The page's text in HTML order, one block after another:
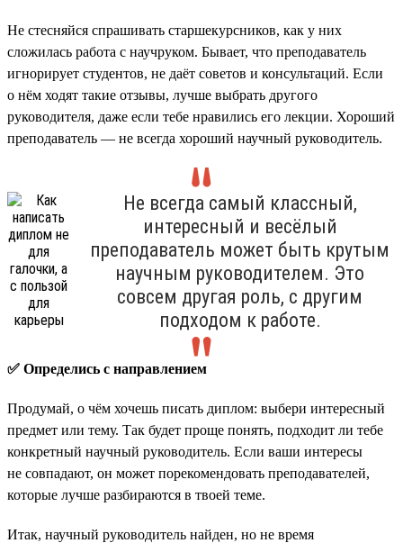
Не стесняйся спрашивать старшекурсников, как у них
сложилась работа с научруком. Бывает, что преподаватель
игнорирует студентов, не даёт советов и консультаций. Если
о нём ходят такие отзывы, лучше выбрать другого
руководителя, даже если тебе нравились его лекции. Хороший
преподаватель — не всегда хороший научный руководитель.
Не всегда самый классный,
интересный и весёлый
преподаватель может быть крутым
научным руководителем. Это
совсем другая роль, с другим
подходом к работе.
✅ Определись с направлением
Продумай, о чём хочешь писать диплом: выбери интересный
предмет или тему. Так будет проще понять, подходит ли тебе
конкретный научный руководитель. Если ваши интересы
не совпадают, он может порекомендовать преподавателей,
которые лучше разбираются в твоей теме.
Итак, научный руководитель найден, но не время